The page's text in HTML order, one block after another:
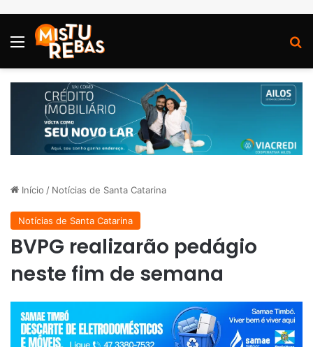
Menu
Início / Notícias de Santa Catarina
Notícias de Santa Catarina
BVPG realizarão pedágio
neste fim de semana